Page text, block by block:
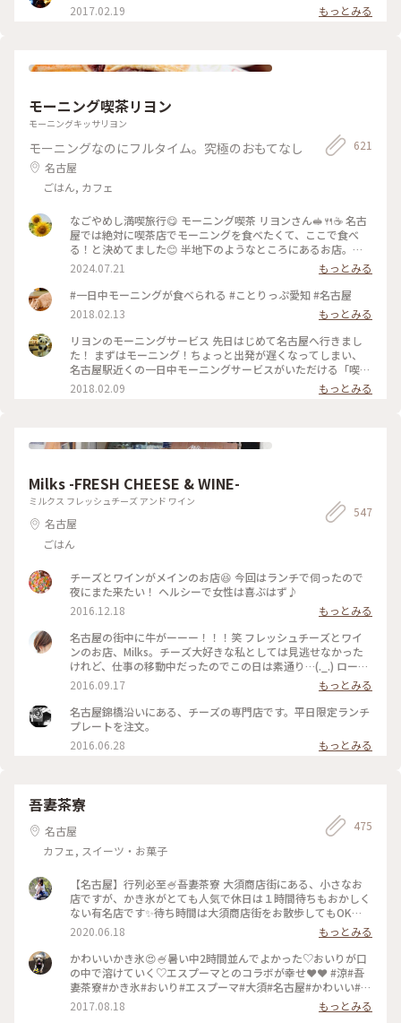
2017.02.19
もっとみる
モーニング喫茶リヨン
モーニングキッサリヨン
モーニングなのにフルタイム。究極のおもてなし
名古屋
ごはん, カフェ
621
なごやめし満喫旅行😋 モーニング喫茶 リヨンさん🥪🍴☕️ 名古
屋では絶対に喫茶店でモーニングを食べたくて、ここで食べ
る！と決めてました😊 半地下のようなところにあるお店。通
りからはちょっと見えにくくなってます。 オープン30分ほど
前に到着しましたが早くも先客が！ そのあとも次々に列が伸
びていき、オープンする頃には50人近く並んでいました😳 無
事に1巡目で入店！ ソファー席に座ることが出来ました☺️ レト
ロな店内は落ち着いた雰囲気で、真ん中の大きなテーブルはお
ひとり様が多かったです。 リヨンさんでは一日中モーニングを
食べることが出来ます🥰 私はポテトサラダ、夫は野菜サンドに
しました。 私はドリンク代だけでプレスサンドがサービスで
ついてくるもの、夫はドリンク代にプラス料金の玉子・野菜サ
ンドセットでした。 具も美味しいけどパンも美味しい💓 お店
間製パン直営店のアヴァンセさん、行きたかったなあ🥰 #なご
ーニング #モーニング喫茶 #本間製パン #なごやめし
2024.07.21
もっとみる
#一日中モーニングが食べられる #ことりっぷ愛知 #名古屋
2018.02.13
もっとみる
リヨンのモーニングサービス 先日はじめて名古屋へ行きまし
た！ まずはモーニング！ちょっと出発が遅くなってしまい、
名古屋駅近くの一日中モーニングサービスがいただける「喫茶
リヨン」へ。 ドリンク1杯でプレスサンドとスナックがいただ
けました。 プレスサンドは5、6種類から選べました。 小倉あ
2018.02.09 もっとみる
Milks -FRESH CHEESE & WINE-
ミルクス フレッシュチーズ アンド ワイン
名古屋
ごはん
547
チーズとワインがメインのお店😆 今回はランチで伺ったので
夜にまた来たい！ ヘルシーで女性は喜ぶはず♪
2016.12.18
もっとみる
名古屋の街中に牛がーーー！！！笑 フレッシュチーズとワイ
ンのお店、Milks。チーズ大好きな私としては見逃せなかった
けれど、仕事の移動中だったのでこの日は素通り…(._.) ロース
トビーフ丼が名物だそうです！ ローストビーフ丼食べたら報
告します！ #チーズ #ワイン #ローストビーフ丼 #名古屋 #名古
屋錦橋
2016.09.17
もっとみる
名古屋錦橋沿いにある、チーズの専門店です。平日限定ランチ
プレートを注文。
2016.06.28
もっとみる
吾妻茶寮
名古屋
カフェ, スイーツ・お菓子
475
【名古屋】行列必至🍧吾妻茶寮 大須商店街にある、小さなお
店ですが、かき氷がとても人気で休日は１時間待ちもおかしく
ない有名店です✨待ち時間は大須商店街をお散歩してもOK🙆‍♀️
かき氷は、いろいろなメニューがあり、泡のようなソースのエ
スプーマとふわふわの氷がたまらない☺️💓テレビでも紹介され
ている、間違いなしのお店です！ #日本の夏景色 #かき氷 #愛
知 #名古屋 #大須 #ことりっぷ愛知
2020.06.18
もっとみる
かわいいかき氷😍🍧暑い中2時間並んでよかった♡おいりが口
の中で溶けていく♡エスプーマとのコラボが幸せ❤️❤️ #涼#吾
妻茶寮#かき氷#おいり#エスプーマ#大須#名古屋#かわいい#暑
い夏に耐えるご褒美
2017.08.18
もっとみる